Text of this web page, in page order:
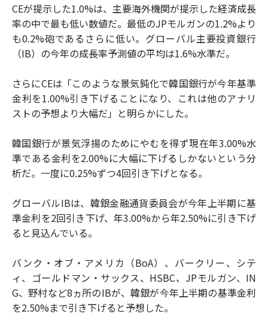
CEが提示した1.0%は、主要海外機関が提示した経済成長
率の中で最も低い数値だ。最低のJPモルガンの1.2%より
も0.2%砲であるさらに低い。グローバル主要投資銀行
（IB）の今年の成長率予測値の平均は1.6%水準だ。
さらにCEは「このような景気鈍化で韓国銀行が今年基準
金利を1.00%引き下げることになり、これは他のアナリ
ストの予想より大幅だ」と明らかにした。
韓国銀行が景気浮揚のためにやむを得ず現在年3.00%水
準である金利を2.00%に大幅に下げるしかないという分
析だ。一度に0.25%ずつ4回引き下げとなる。
グローバルIBは、韓銀金融通貨委員会が今年上半期に基
準金利を2回引き下げ、年3.00%から年2.50%に引き下げ
ると見込んでいる。
バンク・オブ・アメリカ（BoA）、バークリー、シテ
ィ、ゴールドマン・サックス、HSBC、JPモルガン、IN
G、野村など8ヵ所のIBが、韓銀が今年上半期の基準金利
を2.50%まで引き下げると予想した。